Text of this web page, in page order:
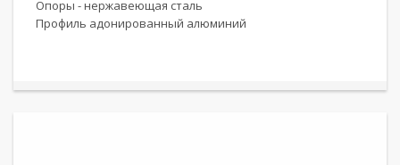
Опоры - нержавеющая сталь
Профиль адонированный алюминий